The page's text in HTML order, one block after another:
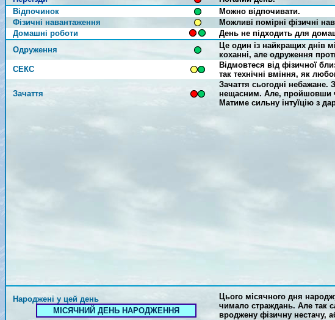
Відпочинок
Можно відпочивати.
Фізичні навантаження
Можливі помірні фізичні
Домашні роботи
День не підходить для
Одруження
Це один із найкращих днів
коханні, але одруження
СЕКС
Відмовтеся від фізичної
так технічні вміння, як
Зачаття
Зачаття сьогодні
нещасним. Але, пройшовши
Матиме сильну інтуїцію з
Народжені у цей день
МІСЯЧНИЙ ДЕНЬ НАРОДЖЕННЯ
Цього місячного дня
чимало страждань. Але так
вроджену фізичну нестачу,